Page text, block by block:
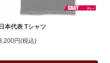
日本代表 Tシャツ
円(税込)